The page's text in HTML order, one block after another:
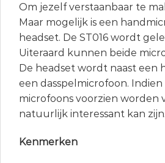
Om jezelf verstaanbaar te
Maar mogelijk is een
headset. De ST016 wordt
Uiteraard kunnen beide
De headset wordt naast een
een dasspelmicrofoon.
microfoons voorzien worden
natuurlijk interessant kan zijn.
Kenmerken